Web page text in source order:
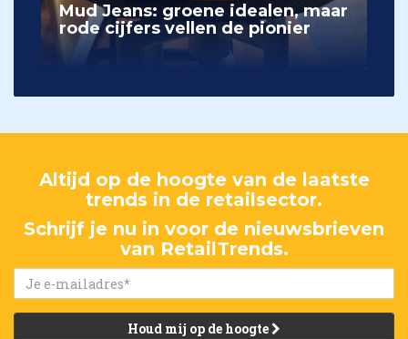
Mud Jeans: groene idealen, maar
rode cijfers vellen de pionier
Altijd op de hoogte van de laatste
trends in de retailsector.
Schrijf je nu in voor de nieuwsbrieven
van RetailTrends.
Houd mij op de hoogte